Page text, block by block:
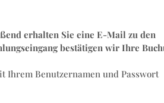
erhalten Sie eine E-Mail zu den
bestätigen wir Ihre
Ihrem Benutzernamen und Passwort